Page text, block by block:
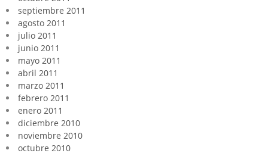
septiembre 2011
agosto 2011
julio 2011
junio 2011
mayo 2011
abril 2011
marzo 2011
febrero 2011
enero 2011
diciembre 2010
noviembre 2010
octubre 2010